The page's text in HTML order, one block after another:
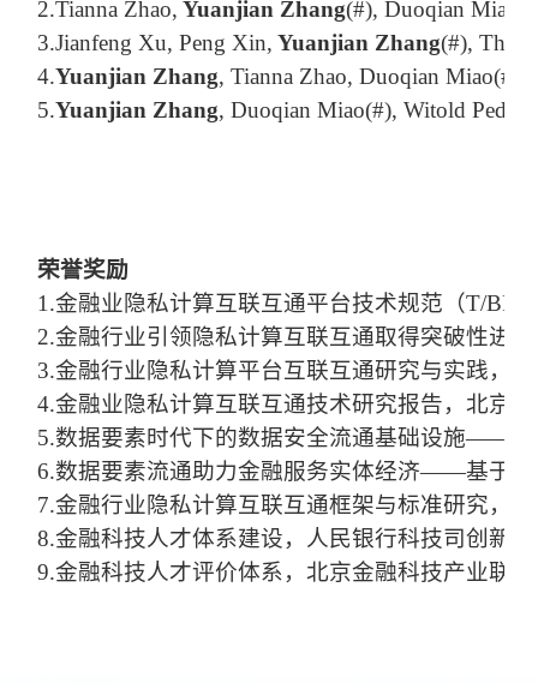
2.Tianna Zhao, Yuanjian Zhang(#), Duoqian Miao
3.Jianfeng Xu, Peng Xin, Yuanjian Zhang(#),
4.Yuanjian Zhang, Tianna Zhao, Duoqian Miao(#)
5.Yuanjian Zhang, Duoqian Miao(#), Witold
荣誉奖励
1.金融业隐私计算互联互通平台技术规范（T/
2.金融行业引领隐私计算互联互通取得突破性进
3.金融行业隐私计算平台互联互通研究与实践，
4.金融业隐私计算互联互通技术研究报告，北京
5.数据要素时代下的数据安全流通基础设施——基
6.数据要素流通助力金融服务实体经济——基于隐
7.金融行业隐私计算互联互通框架与标准研究，
8.金融科技人才体系建设，人民银行科技司创新
9.金融科技人才评价体系 ，北京金融科技产业联